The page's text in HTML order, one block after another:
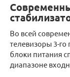
Во всей
телевизоры 3-
блоки питания
диапазоне